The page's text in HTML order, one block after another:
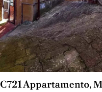
C721 Appartamento,